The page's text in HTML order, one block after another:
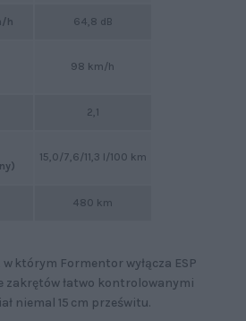
64,8 dB
98 km/h
2,1
15,0/7,6/11,3 l/100 km
480 km
h
którym Formentor wyłącza ESP
zakrętów łatwo kontrolowanymi
niemal 15 cm prześwitu.